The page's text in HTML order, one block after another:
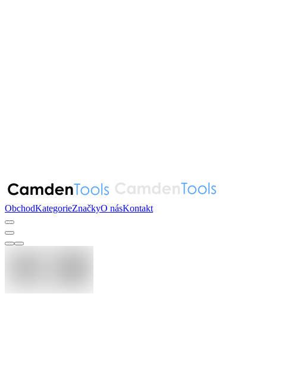
ObchodKategorieZnačkyO násKontakt